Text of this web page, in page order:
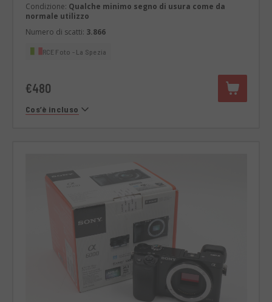
Condizione: Qualche minimo segno di usura come da
normale utilizzo
Numero di scatti: 3.866
RCE Foto - La Spezia
€480
Cos’è incluso